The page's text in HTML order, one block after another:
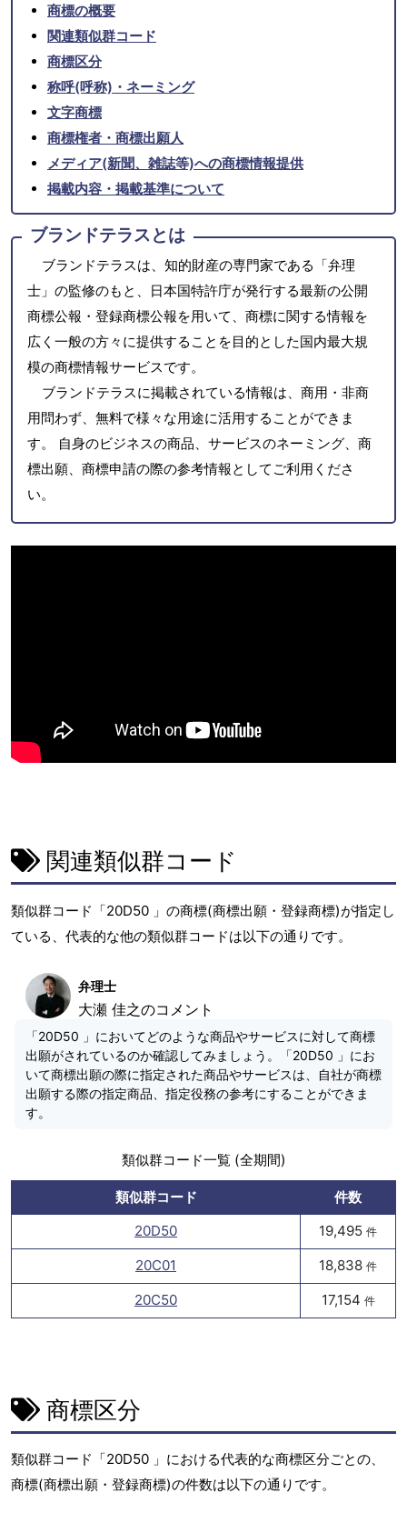
商標の概要
関連類似群コード
商標区分
称呼(呼称)・ネーミング
文字商標
商標権者・商標出願人
メディア(新聞、雑誌等)への商標情報提供
掲載内容・掲載基準について
ブランドテラスとは
ブランドテラスは、知的財産の専門家である「弁理
士」の監修のもと、日本国特許庁が発行する最新の公開
商標公報・登録商標公報を用いて、商標に関する情報を
広く一般の方々に提供することを目的とした国内最大規
模の商標情報サービスです。
ブランドテラスに掲載されている情報は、商用・非商
用問わず、無料で様々な用途に活用することができま
す。 自身のビジネスの商品、サービスのネーミング、商
標出願、商標申請の際の参考情報としてご利用くださ
い。
関連類似群コード
類似群コード「20D50 」の商標(商標出願・登録商標)が指定し
ている、代表的な他の類似群コードは以下の通りです。
弁理士
大瀬 佳之のコメント
「20D50 」においてどのような商品やサービスに対して商標
出願がされているのか確認してみましょう。「20D50 」にお
いて商標出願の際に指定された商品やサービスは、自社が商標
出願する際の指定商品、指定役務の参考にすることができま
す。
類似群コード一覧 (全期間)
類似群コード
件数
20D50
19,495 件
20C01 18,838 件
20C50 17,154 件
商標区分
類似群コード「20D50 」における代表的な商標区分ごとの、
商標(商標出願・登録商標)の件数は以下の通りです。